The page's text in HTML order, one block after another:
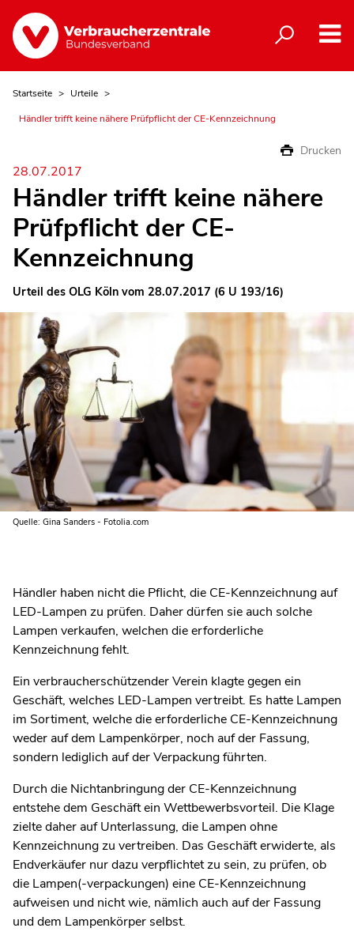
Startseite
Urteile
Händler trifft keine nähere Prüfpflicht der CE-Kennzeichnung
Drucken
28.07.2017
Händler trifft keine nähere
Prüfpflicht der CE-
Kennzeichnung
Urteil des OLG Köln vom 28.07.2017 (6 U 193/16)
Quelle: Gina Sanders - Fotolia.com
Händler haben nicht die Pflicht, die CE-Kennzeichnung auf
LED-Lampen zu prüfen. Daher dürfen sie auch solche
Lampen verkaufen, welchen die erforderliche
Kennzeichnung fehlt.
Ein verbraucherschützender Verein klagte gegen ein
Geschäft, welches LED-Lampen vertreibt. Es hatte Lampen
im Sortiment, welche die erforderliche CE-Kennzeichnung
weder auf dem Lampenkörper, noch auf der Fassung,
sondern lediglich auf der Verpackung führten.
Durch die Nichtanbringung der CE-Kennzeichnung
entstehe dem Geschäft ein Wettbewerbsvorteil. Die Klage
zielte daher auf Unterlassung, die Lampen ohne
Kennzeichnung zu vertreiben. Das Geschäft erwiderte, als
Endverkäufer nur dazu verpflichtet zu sein, zu prüfen, ob
die Lampen(-verpackungen) eine CE-Kennzeichnung
aufweisen und nicht wie, nämlich auch auf der Fassung
und dem Lampenkörper selbst.